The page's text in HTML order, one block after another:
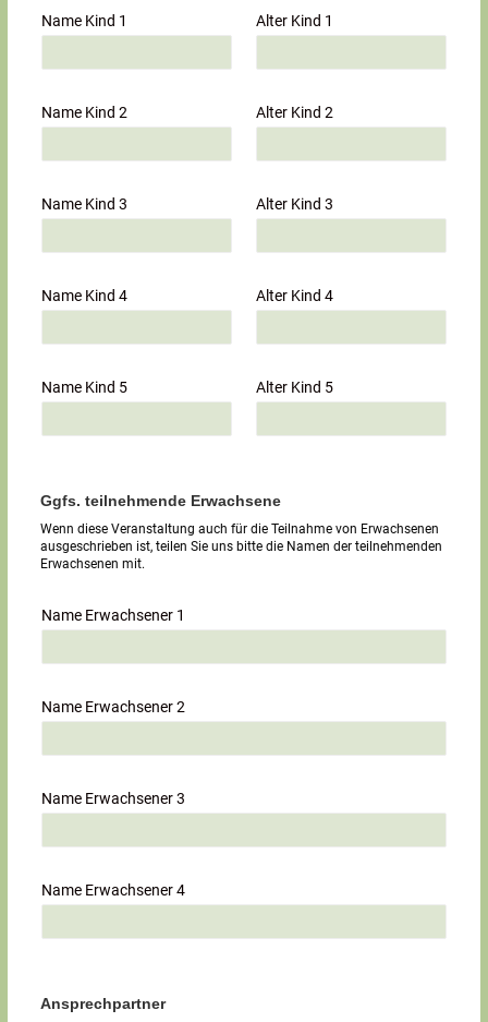
Name Kind 1 Alter Kind 1
Name Kind 2 Alter Kind 2
Name Kind 3 Alter Kind 3
Name Kind 4 Alter Kind 4
Name Kind 5 Alter Kind 5
Ggfs. teilnehmende Erwachsene
Wenn diese Veranstaltung auch für die Teilnahme von Erwachsenen
ausgeschrieben ist, teilen Sie uns bitte die Namen der teilnehmenden
Erwachsenen mit.
Name Erwachsener 1
Name Erwachsener 2
Name Erwachsener 3
Name Erwachsener 4
Ansprechpartner